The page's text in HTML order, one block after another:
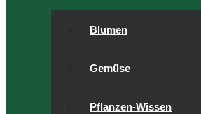
Blumen
Gemüse
Pflanzen-Wissen